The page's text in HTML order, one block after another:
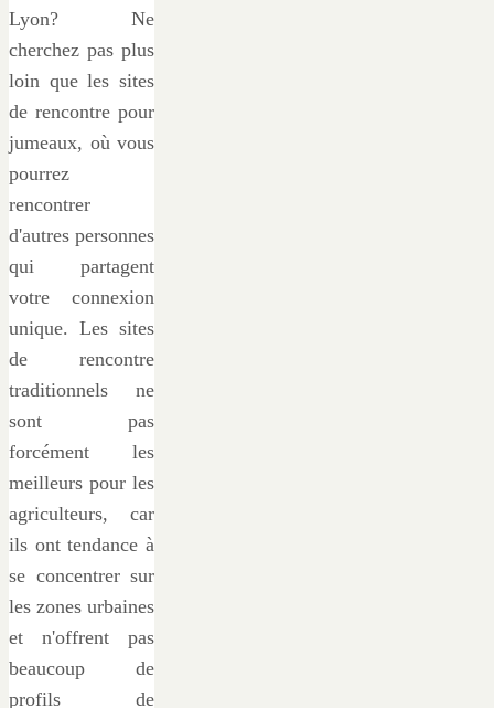
Lyon? Ne
cherchez pas plus
loin que les sites
de rencontre pour
jumeaux, où vous
pourrez
rencontrer
d'autres personnes
qui partagent
votre connexion
unique. Les sites
de rencontre
traditionnels ne
sont pas
forcément les
meilleurs pour les
agriculteurs, car
ils ont tendance à
se concentrer sur
les zones urbaines
et n'offrent pas
beaucoup de
profils de